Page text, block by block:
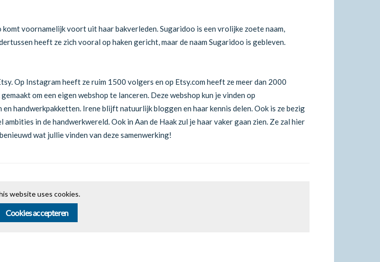
voornamelijk voort uit haar bakverleden. Sugaridoo is een vrolijke zoete naam,
heeft ze zich vooral op haken gericht, maar de naam Sugaridoo is gebleven.
Op Instagram heeft ze ruim 1500 volgers en op Etsy.com heeft ze meer dan 2000
om een eigen webshop te lanceren. Deze webshop kun je vinden op
en handwerkpakketten. Irene blijft natuurlijk bloggen en haar kennis delen. Ook is ze bezig
in de handwerkwereld. Ook in Aan de Haak zul je haar vaker gaan zien. Ze zal hier
wat jullie vinden van deze samenwerking!
website uses cookies.
Cookies accepteren